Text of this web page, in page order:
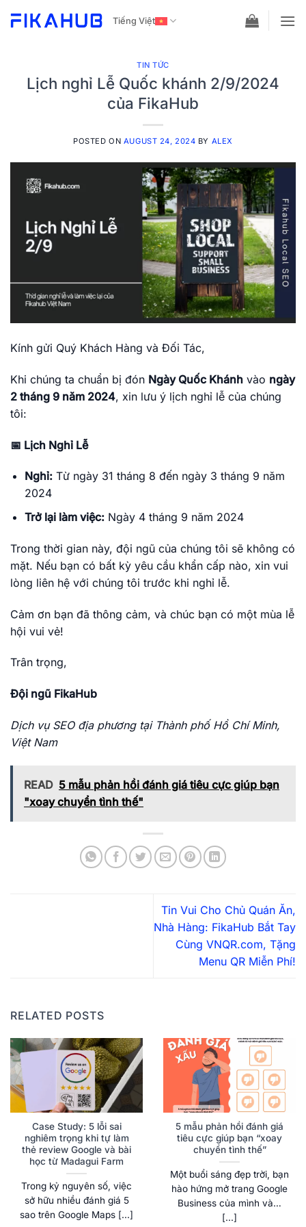
Tiếng Việt
TIN TỨC
Lịch nghỉ Lễ Quốc khánh 2/9/2024
của FikaHub
POSTED ON AUGUST 24, 2024 BY ALEX
Kính gửi Quý Khách Hàng và Đối Tác,
Khi chúng ta chuẩn bị đón Ngày Quốc Khánh vào ngày
2 tháng 9 năm 2024, xin lưu ý lịch nghỉ lễ của chúng
tôi:
📅 Lịch Nghỉ Lễ
Nghỉ:Từ ngày 31 tháng 8 đến ngày 3 tháng 9 năm
2024
Trở lại làm việc:Ngày 4 tháng 9 năm 2024
Trong thời gian này, đội ngũ của chúng tôi sẽ không có
mặt. Nếu bạn có bất kỳ yêu cầu khẩn cấp nào, xin vui
lòng liên hệ với chúng tôi trước khi nghỉ lễ.
Cảm ơn bạn đã thông cảm, và chúc bạn có một mùa lễ
hội vui vẻ!
Trân trọng,
Đội ngũ FikaHub
Dịch vụ SEO địa phương tại Thành phố Hồ Chí Minh,
Việt Nam
READ 5 mẫu phản hồi đánh giá tiêu cực giúp bạn
"xoay chuyển tình thế"
Tin Vui Cho Chủ Quán Ăn,
Nhà Hàng: FikaHub Bắt Tay
Cùng VNQR.com, Tặng
Menu QR Miễn Phí!
RELATED POSTS
Case Study: 5 lỗi sai
nghiêm trọng khi tự làm
thẻ review Google và bài
học từ Madagui Farm
Trong kỷ nguyên số, việc
sở hữu nhiều đánh giá 5
sao trên Google Maps [...]
5 mẫu phản hồi đánh giá
tiêu cực giúp bạn “xoay
chuyển tình thế”
Một buổi sáng đẹp trời, bạn
hào hứng mở trang Google
Business của mình và…
[...]